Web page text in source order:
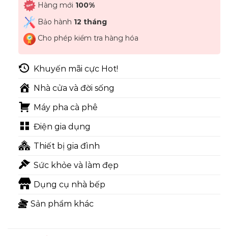
Hàng mới 100%
Bảo hành 12 tháng
Cho phép kiểm tra hàng hóa
Khuyến mãi cực Hot!
Nhà cửa và đời sống
Máy pha cà phê
Điện gia dụng
Thiết bị gia đình
Sức khỏe và làm đẹp
Dụng cụ nhà bếp
Sản phẩm khác